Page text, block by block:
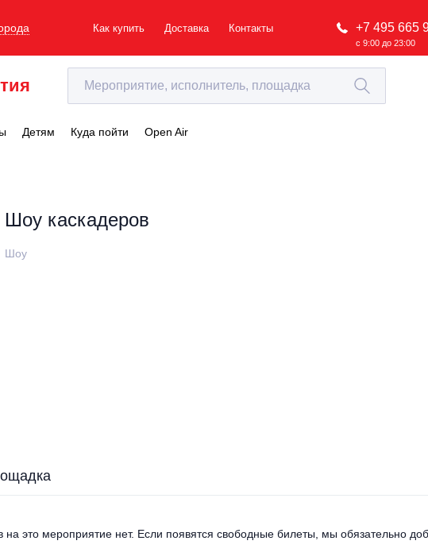
Как купить Доставка Контакты +7 495 665
с 9:00 до 23:00
Детям Куда пойти Open Air
Шоу каскадеров
Шоу
это мероприятие нет. Если появятся свободные билеты, мы обязательно